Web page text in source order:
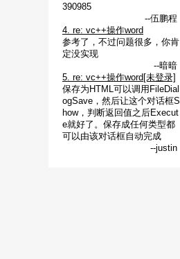
390985
--伍鹏程
4. re: vc++操作word
参考了，不过问题很多，你肯
定没实现
--暗暗
5. re: vc++操作word[未登录]
保存为HTML可以调用FileDial
ogSave，然后让这个对话框S
how，判断返回值之后Execut
e就好了。保存成任何类型都
可以由该对话框自动完成
--justin